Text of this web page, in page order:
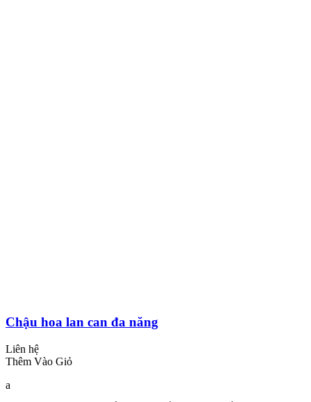
Chậu hoa lan can đa năng
Liên hệ
Thêm Vào Giỏ
a